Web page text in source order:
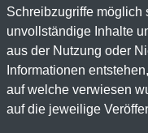
Schreibzugriffe möglich
unvollständige Inhalte
aus der Nutzung oder
Informationen
auf welche verwiesen
auf die jeweilige